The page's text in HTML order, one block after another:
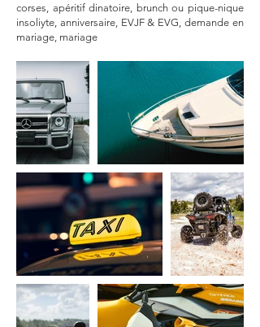
corses, apéritif dinatoire, brunch ou pique-nique
insoliyte, anniversaire, EVJF & EVG, demande en
mariage, mariage